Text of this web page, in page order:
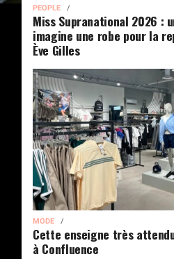
PEOPLE
Miss Supranational 2026 :
imagine une robe pour la
Ève Gilles
MODE
Cette enseigne très
à Confluence